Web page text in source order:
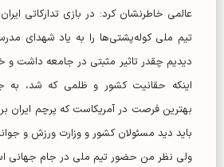
عالمی خاطرنشان کرد: در بازی تدارکاتی
تیم ملی کوله‌پشتی‌ها را به یاد شهدای
دیدیم چقدر تاثیر مثبتی در جامعه داشت و
اینکه حقانیت کشور و ظلمی که شد، به
بهترین فرصت در آمریکاست که پرچم ایران
باید دید مسئولان کشور و وزارت ورزش و
ولی نظر من حضور تیم ملی در جام جهانی